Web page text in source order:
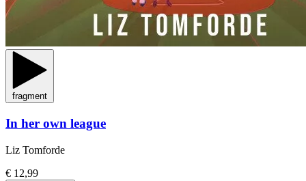
fragment
In her own league
Liz Tomforde
€ 12,99